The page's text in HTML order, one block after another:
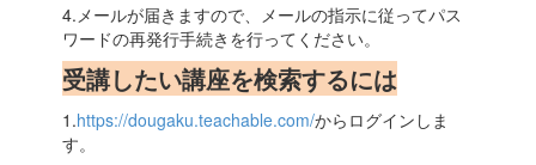
4.メールが届きますので、メールの指示に従ってパス
ワードの再発行手続きを行ってください。
受講したい講座を検索するには
1.https://dougaku.teachable.com/からログインしま
す。